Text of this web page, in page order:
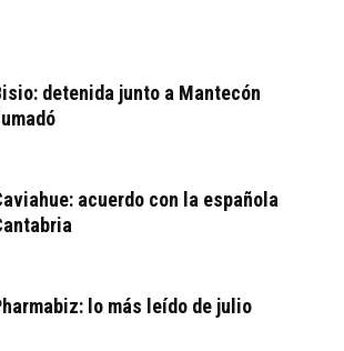
detenida junto a Mantecón
acuerdo con la española
lo más leído de julio